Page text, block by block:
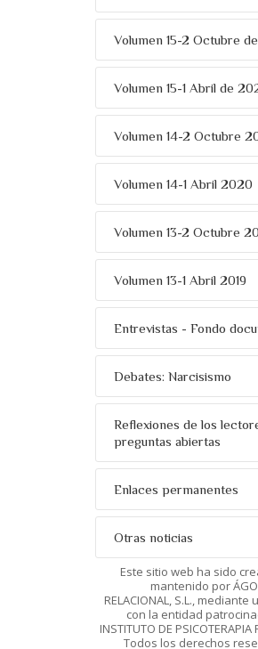
Volumen 15-2 Octubre
Volumen 15-1 Abril de
Volumen 14-2 Octubre
Volumen 14-1 Abril 2020
Volumen 13-2 Octubre
Volumen 13-1 Abril 2019
Entrevistas - Fondo
Debates: Narcisismo
Reflexiones de los
preguntas abiertas
Enlaces permanentes
Otras noticias
Este sitio web ha sido
mantenido por
RELACIONAL, S.L.,
con la entidad
INSTITUTO DE PSICOTERAPIA
Todos los derechos